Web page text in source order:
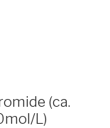
(ca.
L)